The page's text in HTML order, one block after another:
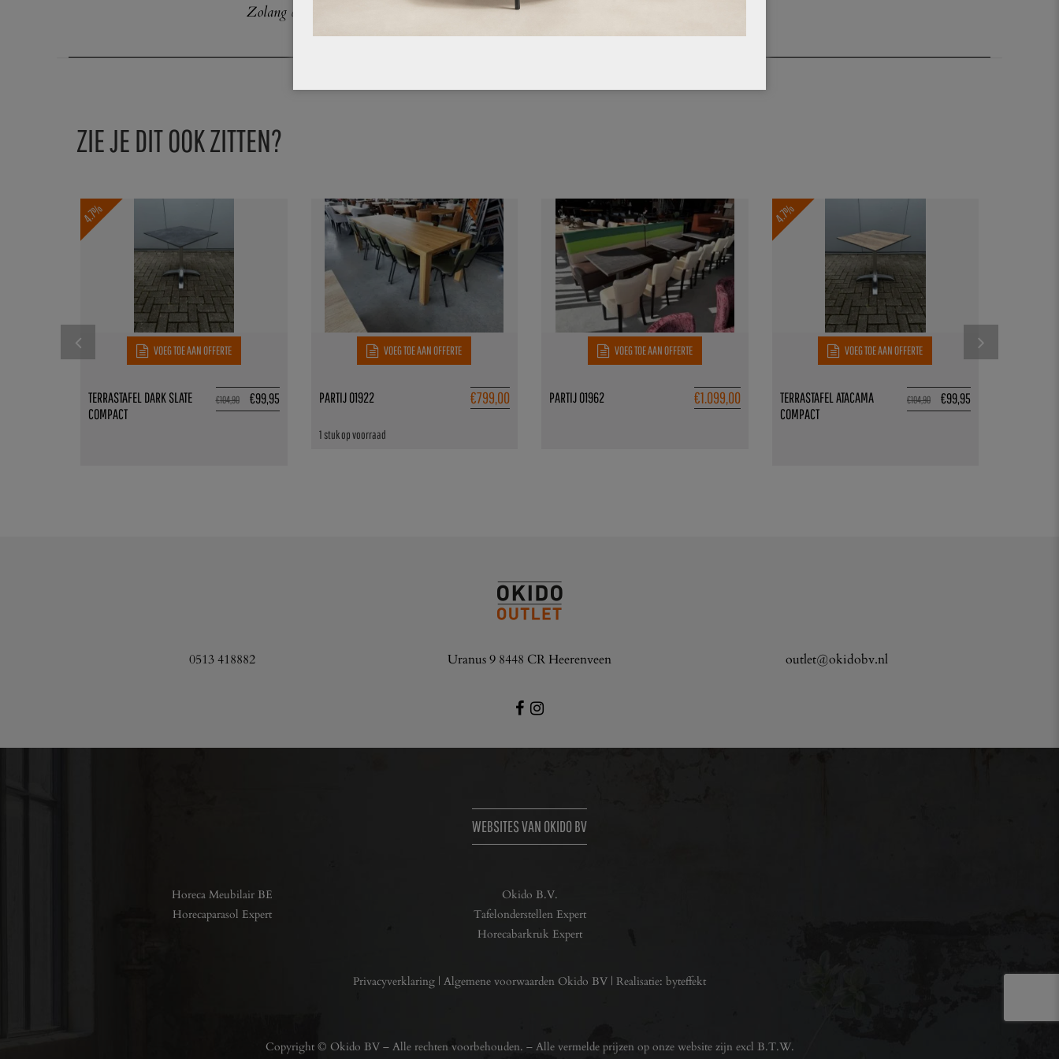
Zolang de voorraad strekt, OP=OP!!
ZIE JE DIT OOK ZITTEN?
4.7%
VOEG TOE AAN OFFERTE
€104,90 €99,95
TERRASTAFEL DARK SLATE
COMPACT
VOEG TOE AAN OFFERTE
€799,00
1 stuk op voorraad
PARTIJ 01922
VOEG TOE AAN OFFERTE
€1.099,00
PARTIJ 01962
4.7%
VOEG TOE AAN OFFERTE
€104,90 €99,95
TERRASTAFEL ATACAMA
COMPACT
0513 418882 Uranus 9 8448 CR Heerenveen outlet@okidobv.nl
WEBSITES VAN OKIDO BV
Horeca Meubilair BE
Horecaparasol Expert
Okido B.V.
Tafelonderstellen Expert
Horecabarkruk Expert
Privacyverklaring | Algemene voorwaarden Okido BV | Realisatie: byteffekt
Copyright © Okido BV – Alle rechten voorbehouden. – Alle vermelde prijzen op onze website zijn excl B.T.W.